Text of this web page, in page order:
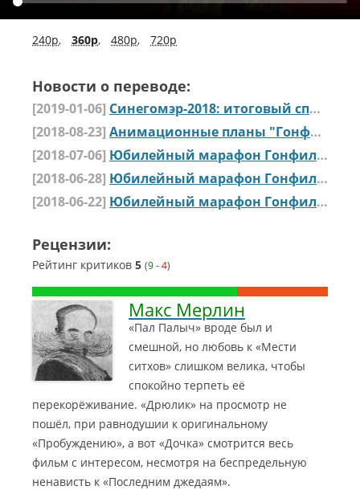
240p, 360p, 480p, 720p
Новости о переводе:
[2019-01-06] Синегомэр-2018: итоговый список номинантов
[2018-08-23] Анимационные планы "Гонфильма"
[2018-07-06] Юбилейный марафон Гонфильма: Рождение «Дочки» — Интересности. Часть последняя
[2018-06-28] Юбилейный марафон Гонфильма: Рождение «Дочки» — Интересности. Часть третья
[2018-06-22] Юбилейный марафон Гонфильма: Рождение «Дочки» — Интересности. Часть вторая
Рецензии:
Рейтинг критиков 5 (9-4)
Макс Мерлин
«Пал Палыч» вроде был и
смешной, но любовь к «Мести
ситхов» слишком велика, чтобы
спокойно терпеть её
перекорёживание. «Дрюлик» на просмотр не
пошёл, при равнодушии к оригинальному
«Пробуждению», а вот «Дочка» смотрится весь
фильм с интересом, несмотря на беспредельную
ненависть к «Последним джедаям».